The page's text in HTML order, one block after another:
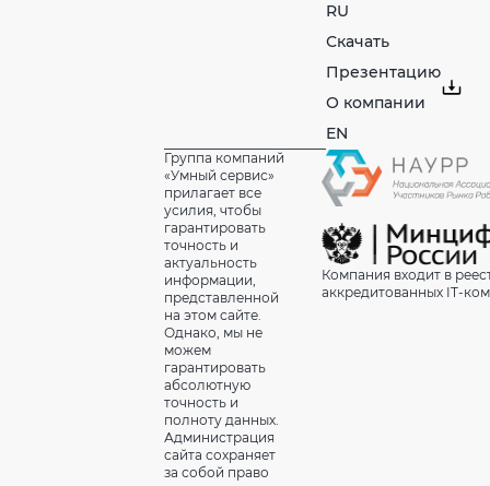
RU
Скачать
Презентацию
О компании
EN
Группа компаний
«Умный сервис»
прилагает все
усилия, чтобы
гарантировать
точность и
актуальность
информации,
представленной
на этом сайте.
Однако, мы не
можем
гарантировать
абсолютную
точность и
полноту данных.
Администрация
сайта сохраняет
за собой право
Компания входит в
аккредитованных IT-